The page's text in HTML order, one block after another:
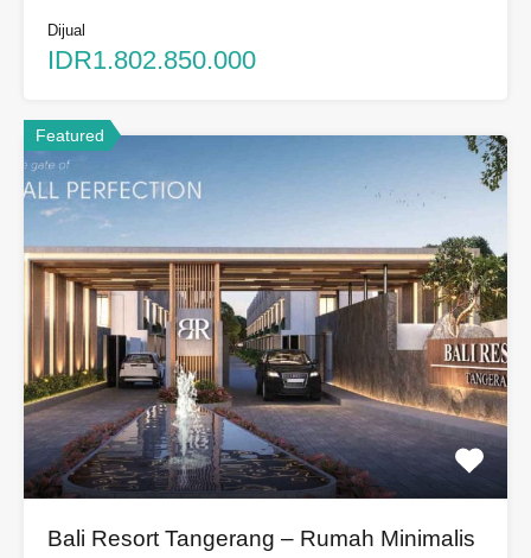
Dijual
IDR1.802.850.000
Featured
Bali Resort Tangerang – Rumah Minimalis